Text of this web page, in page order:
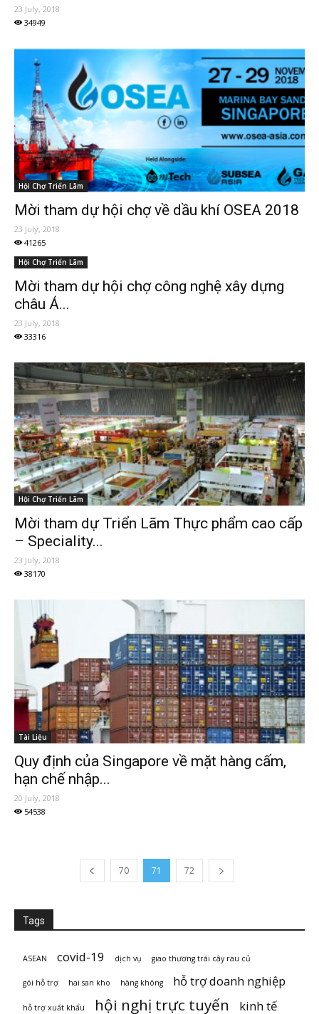
23 July, 2018
34949
Hội Chợ Triển Lãm
Mời tham dự hội chợ về dầu khí OSEA 2018
23 July, 2018
41265
Hội Chợ Triển Lãm
Mời tham dự hội chợ công nghệ xây dựng
châu Á...
23 July, 2018
33316
Hội Chợ Triển Lãm
Mời tham dự Triển Lãm Thực phẩm cao cấp
– Speciality...
23 July, 2018
38170
Tài Liệu
Quy định của Singapore về mặt hàng cấm,
hạn chế nhập...
20 July, 2018
54538
70 71 72
Tags
ASEAN covid-19 dịch vụ giao thương trái cây rau củ
gói hỗ trợ hai san kho hàng không hỗ trợ doanh nghiệp
hỗ trợ xuất khẩu hội nghị trực tuyến kinh tế